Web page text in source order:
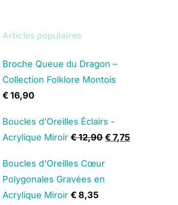
Articles populaires
Broche Queue du Dragon –
Collection Folklore Montois
€16,90
Boucles d'Oreilles Éclairs -
Acrylique Miroir €12,90 Original
€7,75Current
Boucles d'Oreilles Cœur
Polygonales Gravées en
Acrylique Miroir €8,35